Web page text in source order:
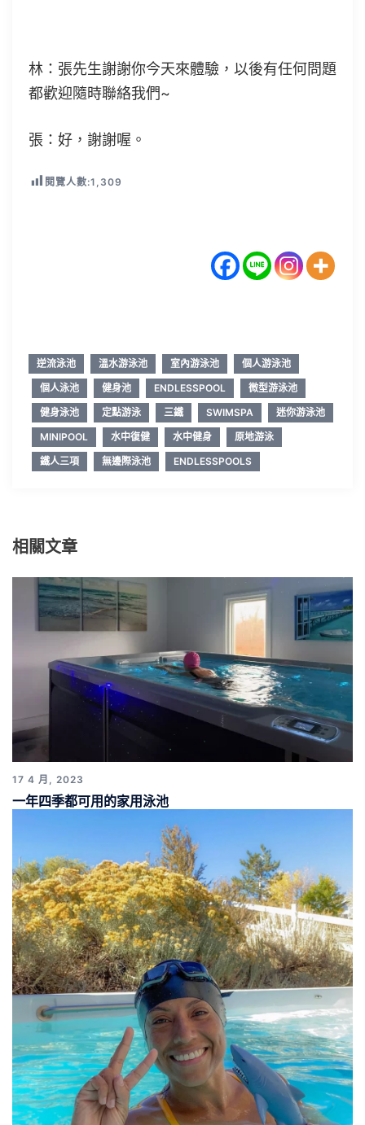
林：張先生謝謝你今天來體驗，以後有任何問題
都歡迎隨時聯絡我們~
張：好，謝謝喔。
閱覽人數:1,309
逆流泳池 溫水游泳池 室內游泳池
個人游泳池
個人泳池
健身池 ENDLESSPOOL
微型游泳池
健身泳池
定點游泳 三鐵 SWIMSPA
迷你游泳池
MINIPOOL
水中復健 水中健身
原地游泳
鐵人三項
無邊際泳池 ENDLESSPOOLS
相關文章
17 4 月, 2023
一年四季都可用的家用泳池